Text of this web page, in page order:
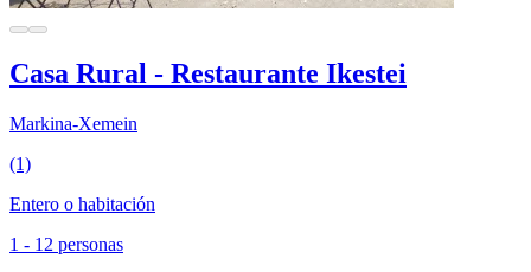
Casa Rural - Restaurante Ikestei
Markina-Xemein
(1)
Entero o habitación
1 - 12 personas